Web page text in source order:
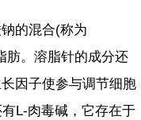
的混合(称为
肪。溶脂针的成分还
因子使参与调节细胞
L-肉毒碱，它存在于